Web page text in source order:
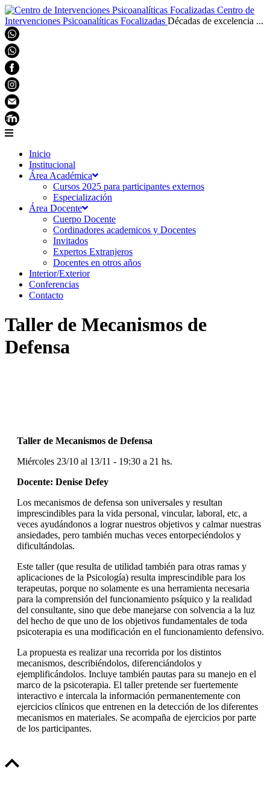
Centro de
Intervenciones Psicoanalíticas Focalizadas Décadas de excelencia ...
Inicio
Institucional
Área Académica
Cursos 2025 para participantes externos
Especialización
Área Docente
Cuerpo Docente
Cordinadores academicos y Docentes
Invitados
Expertos Extranjeros
Docentes en otros años
Interior/Exterior
Conferencias
Contacto
Taller de Mecanismos de
Defensa
Taller de Mecanismos de Defensa
Miércoles 23/10 al 13/11 - 19:30 a 21 hs.
Docente: Denise Defey
Los mecanismos de defensa son universales y resultan
imprescindibles para la vida personal, vincular, laboral, etc, a
veces ayudándonos a lograr nuestros objetivos y calmar nuestras
ansiedades, pero también muchas veces entorpeciéndolos y
dificultándolas.
Este taller (que resulta de utilidad también para otras ramas y
aplicaciones de la Psicología) resulta imprescindible para los
terapeutas, porque no solamente es una herramienta necesaria
para la comprensión del funcionamiento psíquico y la realidad
del consultante, sino que debe manejarse con solvencia a la luz
del hecho de que uno de los objetivos fundamentales de toda
psicoterapia es una modificación en el funcionamiento defensivo.
La propuesta es realizar una recorrida por los distintos
mecanismos, describiéndolos, diferenciándolos y
ejemplificándolos. Incluye también pautas para su manejo en el
marco de la psicoterapia. El taller pretende ser fuertemente
interactivo e intercala la información permanentemente con
ejercicios clínicos que entrenen en la detección de los diferentes
mecanismos en materiales. Se acompaña de ejercicios por parte
de los participantes.